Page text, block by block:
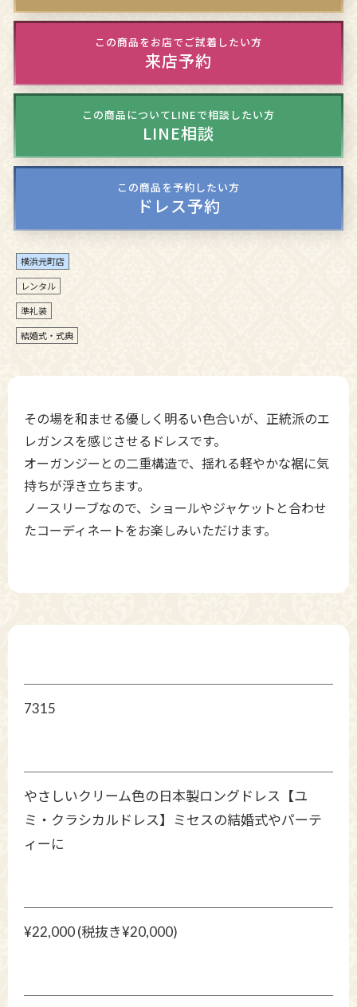
この商品をお店でご試着したい方
来店予約
この商品についてLINEで相談したい方
LINE相談
この商品を予約したい方
ドレス予約
横浜元町店
レンタル
準礼装
結婚式・式典
その場を和ませる優しく明るい色合いが、正統派のエ
レガンスを感じさせるドレスです。
オーガンジーとの二重構造で、揺れる軽やかな裾に気
持ちが浮き立ちます。
ノースリーブなので、ショールやジャケットと合わせ
たコーディネートをお楽しみいただけます。
7315
やさしいクリーム色の日本製ロングドレス【ユ
ミ・クラシカルドレス】ミセスの結婚式やパーテ
ィーに
¥22,000 (税抜き¥20,000)